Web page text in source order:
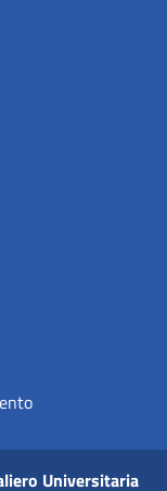
Universitaria